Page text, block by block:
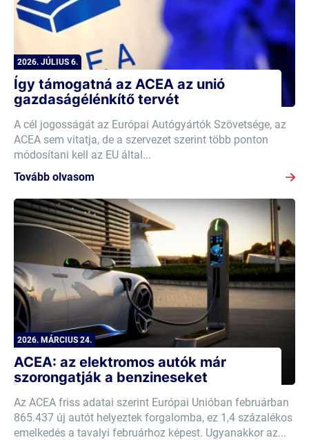
2026. JÚLIUS 6.
Így támogatná az ACEA az unió
gazdaságélénkítő tervét
A cél jogosságát az Európai Autógyártók Szövetsége, az
ACEA sem vitatja, de a szervezet szerint több ponton
módosítani kell az EU által...
Tovább olvasom
2026. MÁRCIUS 24.
ACEA: az elektromos autók már
szorongatják a benzineseket
Az ACEA friss adatai szerint Európai Unióban februárban
865.437 új autót helyeztek forgalomba, ez 1,4 százalékos
emelkedés a tavalyi februárhoz képest. Ugyanakkor az...